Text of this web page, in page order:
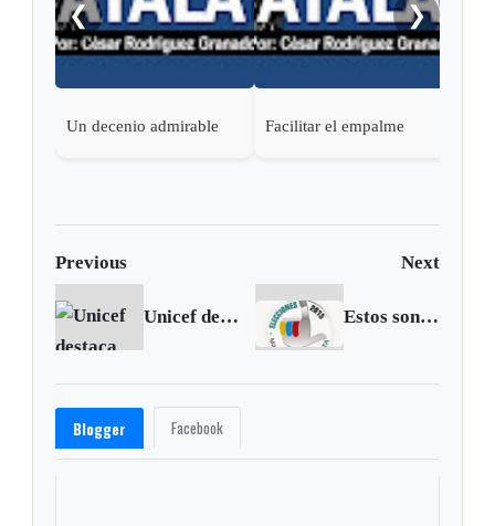
❮
Un decenio admirable Facilitar el empalme
❯
Previous Next
Unicef destaca avances en la erradicación de la polio Estos son los estímulos que recibirá si vota
Blogger Facebook